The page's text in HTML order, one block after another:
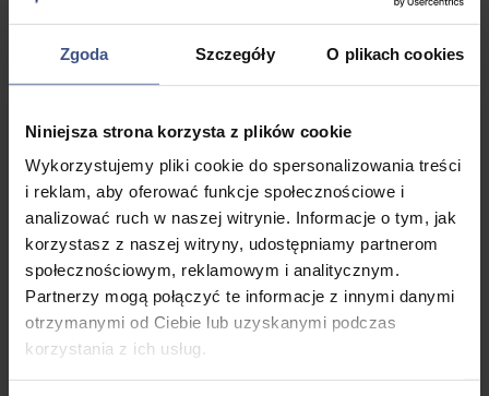
Zgoda Szczegóły O plikach cookies
Niniejsza strona korzysta z plików cookie
Wykorzystujemy pliki cookie do spersonalizowania treści
i reklam, aby oferować funkcje społecznościowe i
analizować ruch w naszej witrynie. Informacje o tym, jak
korzystasz z naszej witryny, udostępniamy partnerom
społecznościowym, reklamowym i analitycznym.
Partnerzy mogą połączyć te informacje z innymi danymi
otrzymanymi od Ciebie lub uzyskanymi podczas
korzystania z ich usług.
Wyświetlanie 26–30 z 46 wyników
Malta –
Bugibba –
obóz
rekreacyjny
– wylot z
Warszawy,
Wrocławia,
Krakowa,
Gdańska
HISZPANIA:
BLANES –
BARCELONA,
FRANCJA:
Eurodisneyland
+ Paryż,
Włochy
GARDALAND,
obóz
Bułgaria
Złote
Piaski –
obóz
Chill
Zone
CSI – obóz
kryminalistyczny
2699,0
0
10, 8 dni
– Dobra
Voda –
out Zone
Wiek: 13